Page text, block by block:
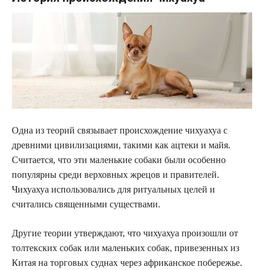
Одна из теорий связывает происхождение чихуахуа с
древними цивилизациями, такими как ацтеки и майя.
Считается, что эти маленькие собаки были особенно
популярны среди верховных жрецов и правителей.
Чихуахуа использовались для ритуальных целей и
считались священными существами.
Другие теории утверждают, что чихуахуа произошли от
толтекских собак или маленьких собак, привезенных из
Китая на торговых суднах через африканское побережье.